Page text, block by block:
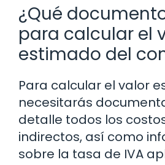
¿Qué
para calcular el
estimado del
Para calcular el valor
necesitarás
detalle todos los
indirectos, así como
sobre la tasa de IVA